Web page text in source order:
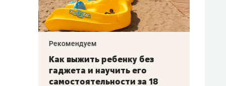
–
Рекомендуем
Как выжить ребенку без
гаджета и научить его
самостоятельности за 18